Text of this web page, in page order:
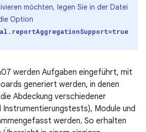
möchten, legen Sie in der Datei
Option
werden Aufgaben eingeführt, mit
generiert werden, in denen
Abdeckung verschiedener
Instrumentierungstests), Module und
werden. So erhalten